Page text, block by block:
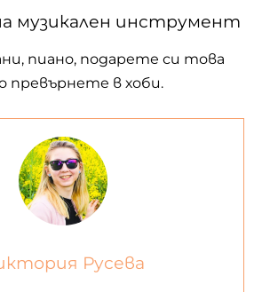
музикален инструмент
пиано, подарете си това
превърнете в хоби.
Русева